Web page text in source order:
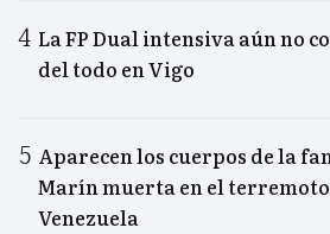
La FP Dual intensiva aún no
del todo en Vigo
Aparecen los cuerpos de la
Marín muerta en el
Venezuela